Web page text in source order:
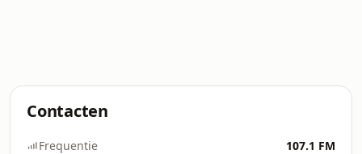
Contacten
Frequentie 107.1 FM